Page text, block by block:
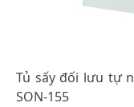
Tủ sấy đối lưu tự
SON-155